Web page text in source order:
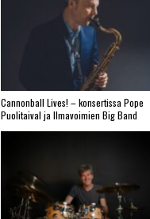
Cannonball Lives! – konsertissa Pope
Puolitaival ja Ilmavoimien Big Band